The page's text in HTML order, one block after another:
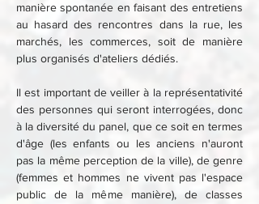
manière spontanée en faisant des entretiens
au hasard des rencontres dans la rue, les
marchés, les commerces, soit de manière
plus organisés d'ateliers dédiés.
Il est important de veiller à la représentativité
des personnes qui seront interrogées, donc
à la diversité du panel, que ce soit en termes
d'âge (les enfants ou les anciens n'auront
pas la même perception de la ville), de genre
(femmes et hommes ne vivent pas l'espace
public de la même manière), de classes